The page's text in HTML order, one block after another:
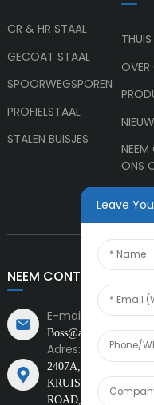
CR & HR STAAL
GECOAT STAAL
SPOORWEGSPOREN
PROFIELSTAAL
STALEN BUISJES
THUIS
OVER
ONS
NEEM CONTACT MET
E-mail:
Boss@amiacero.com
Adres:
2407A, CHOW TAI
KRUISING VAN
ROAD, TEDA,
Leave